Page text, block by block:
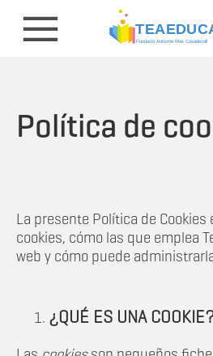
Política de
La presente Política de
cookies, cómo las que emplea
web y cómo puede
¿QUÉ ES UNA